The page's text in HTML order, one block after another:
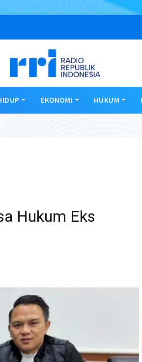
EKONOMI HUKUM
Hukum Eks